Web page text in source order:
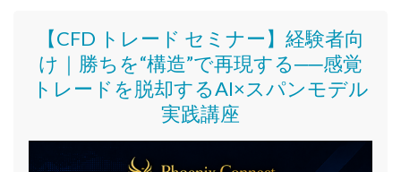
【CFD トレード セミナー】 経験者向
け｜ 勝ちを“構造”で再現する──感覚
トレードを脱却するAI×スパンモデル
実践講座